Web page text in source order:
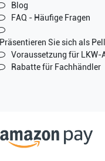
Blog
FAQ - Häufige Fragen
Präsentieren Sie sich als
Voraussetzung für LKW-
Rabatte für Fachhändler